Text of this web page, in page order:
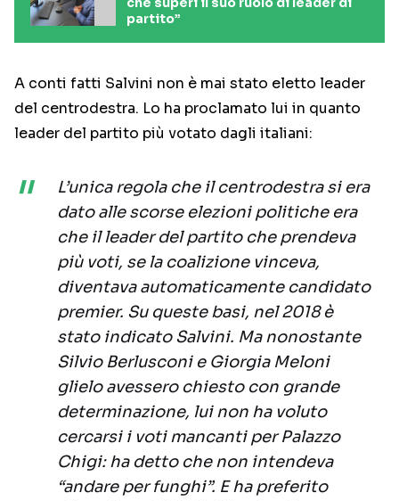
partito”
A conti fatti Salvini non è mai stato eletto leader
del centrodestra. Lo ha proclamato lui in quanto
leader del partito più votato dagli italiani:
L’unica regola che il centrodestra si era
dato alle scorse elezioni politiche era
che il leader del partito che prendeva
più voti, se la coalizione vinceva,
diventava automaticamente candidato
premier. Su queste basi, nel 2018 è
stato indicato Salvini. Ma nonostante
Silvio Berlusconi e Giorgia Meloni
glielo avessero chiesto con grande
determinazione, lui non ha voluto
cercarsi i voti mancanti per Palazzo
Chigi: ha detto che non intendeva
“andare per funghi”. E ha preferito